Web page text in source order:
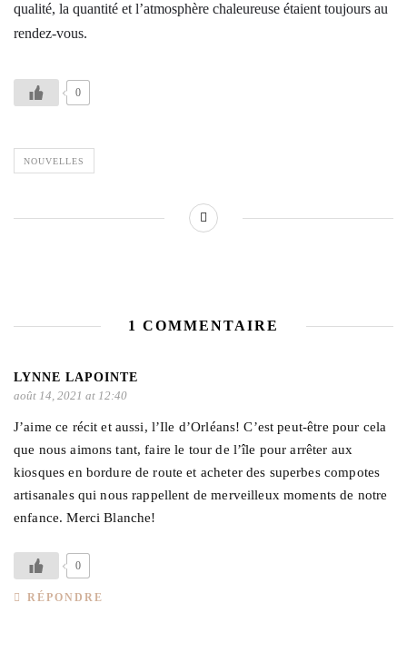
qualité, la quantité et l’atmosphère chaleureuse étaient toujours au
rendez-vous.
0
NOUVELLES
1 COMMENTAIRE
LYNNE LAPOINTE
août 14, 2021 at 12:40
J’aime ce récit et aussi, l’Ile d’Orléans! C’est peut-être pour cela
que nous aimons tant, faire le tour de l’île pour arrêter aux
kiosques en bordure de route et acheter des superbes compotes
artisanales qui nous rappellent de merveilleux moments de notre
enfance. Merci Blanche!
0
RÉPONDRE